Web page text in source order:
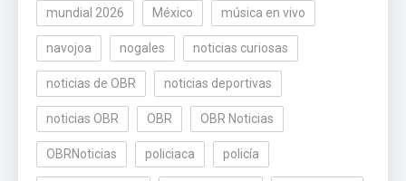
mundial 2026 México música en vivo
navojoa nogales noticias curiosas
noticias de OBR noticias deportivas
noticias OBR OBR OBR Noticias
OBRNoticias policiaca policía